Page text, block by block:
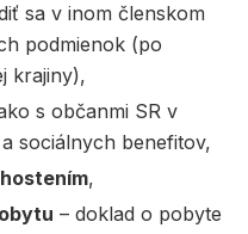
sa v inom členskom
podmienok (po
krajiny),
s občanmi SR v
sociálnych benefitov,
,
– doklad o pobyte